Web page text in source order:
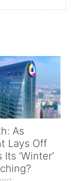
As
Lays Off
‘Winter’